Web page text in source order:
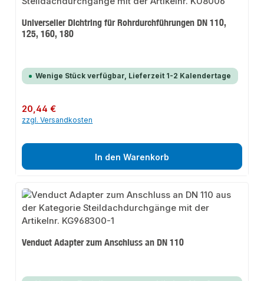
Universeller Dichtring für Rohrdurchführungen DN 110,
125, 160, 180
Wenige Stück verfügbar, Lieferzeit 1-2 Kalendertage
Regulärer Preis:
20,44 €
zzgl. Versandkosten
In den Warenkorb
Venduct Adapter zum Anschluss an DN 110